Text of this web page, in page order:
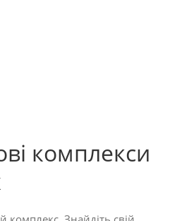
комплекси